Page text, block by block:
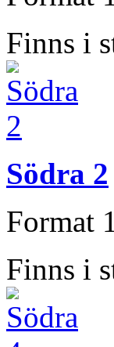
Finns i
Södra 2
Format
Finns i